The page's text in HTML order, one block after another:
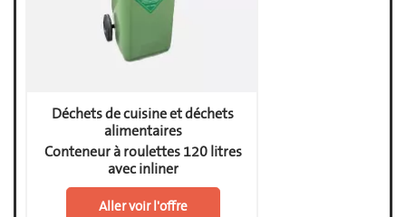
Déchets de cuisine et déchets
alimentaires
Conteneur à roulettes 120 litres
avec inliner
Aller voir l'offre